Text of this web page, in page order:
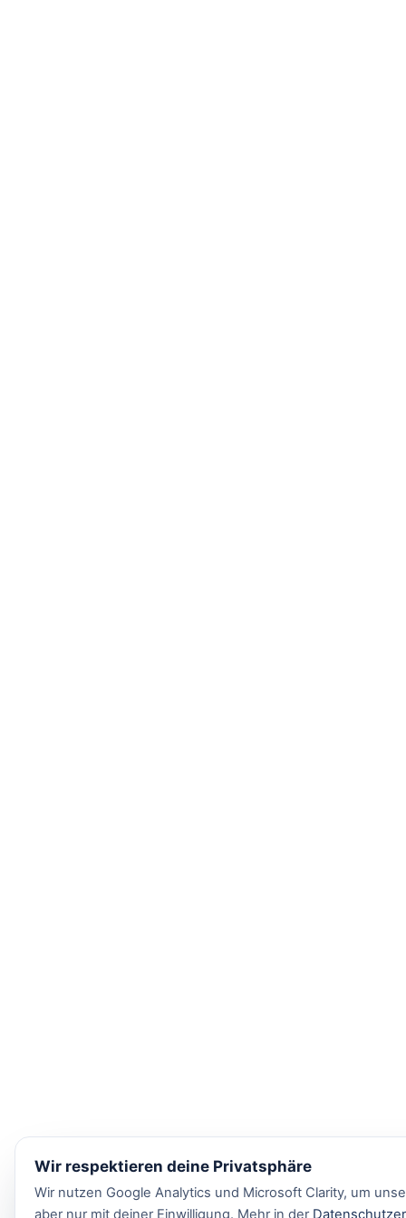
Wir respektieren deine Privatsphäre
Wir nutzen Google Analytics und Microsoft Clarity, um
aber nur mit deiner Einwilligung. Mehr in der